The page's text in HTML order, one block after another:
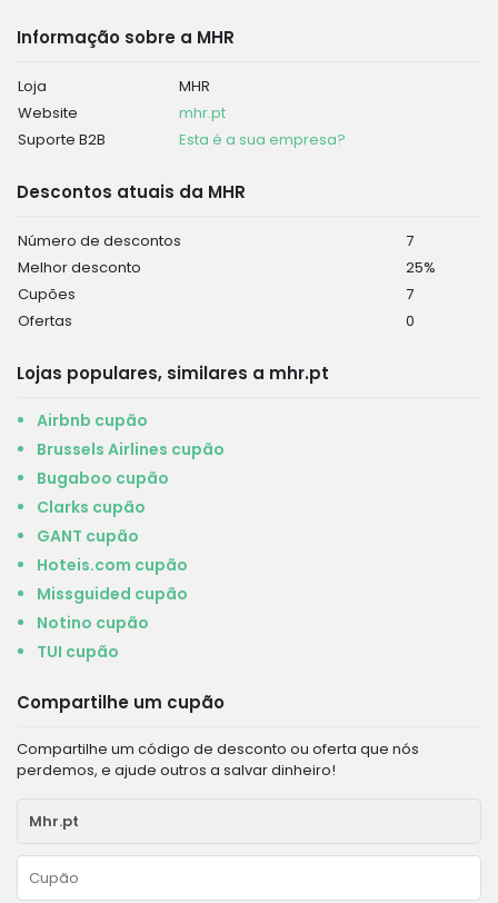
Informação sobre a MHR
Loja
MHR
Website
mhr.pt
Suporte B2B
Esta é a sua empresa?
Descontos atuais da MHR
Número de descontos
7
Melhor desconto
25%
Cupões
7
Ofertas
0
Lojas populares, similares a mhr.pt
Airbnb cupão
Brussels Airlines cupão
Bugaboo cupão
Clarks cupão
GANT cupão
Hoteis.com cupão
Missguided cupão
Notino cupão
TUI cupão
Compartilhe um cupão
Compartilhe um código de desconto ou oferta que nós
perdemos, e ajude outros a salvar dinheiro!